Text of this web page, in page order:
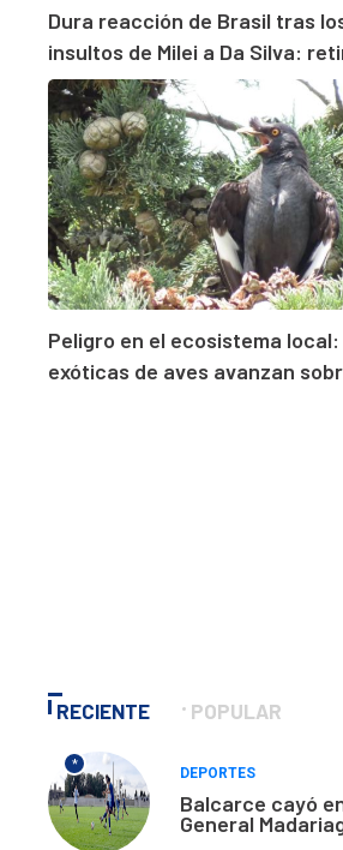
Dura reacción de Brasil tras
insultos de Milei a Da Silva:
Peligro en el ecosistema
exóticas de aves avanzan
RECIENTE POPULAR
*
DEPORTES
Balcarce cayó
General